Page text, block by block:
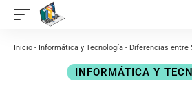
contenido
Inicio - Informática y Tecnología - Diferencias entre
INFORMÁTICA Y